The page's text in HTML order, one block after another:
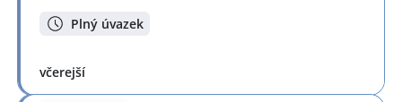
Plný úvazek
včerejší